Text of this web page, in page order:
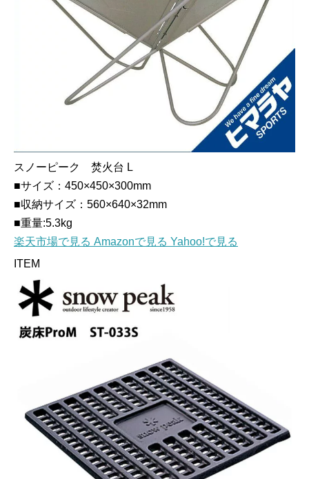
スノーピーク 焚火台 L
■サイズ：450×450×300mm
■収納サイズ：560×640×32mm
■重量:5.3kg
楽天市場で見る Amazonで見る Yahoo!で見る
ITEM